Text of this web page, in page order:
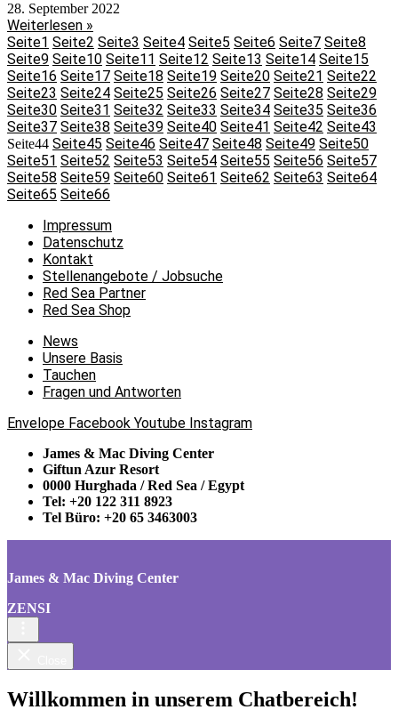
28. September 2022
Weiterlesen »
Seite1 Seite2 Seite3 Seite4 Seite5 Seite6 Seite7 Seite8
Seite9 Seite10 Seite11 Seite12 Seite13 Seite14 Seite15
Seite16 Seite17 Seite18 Seite19 Seite20 Seite21 Seite22
Seite23 Seite24 Seite25 Seite26 Seite27 Seite28 Seite29
Seite30 Seite31 Seite32 Seite33 Seite34 Seite35 Seite36
Seite37 Seite38 Seite39 Seite40 Seite41 Seite42 Seite43
Seite44 Seite45 Seite46 Seite47 Seite48 Seite49 Seite50
Seite51 Seite52 Seite53 Seite54 Seite55 Seite56 Seite57
Seite58 Seite59 Seite60 Seite61 Seite62 Seite63 Seite64
Seite65 Seite66
Impressum
Datenschutz
Kontakt
Stellenangebote / Jobsuche
Red Sea Partner
Red Sea Shop
News
Unsere Basis
Tauchen
Fragen und Antworten
Envelope Facebook Youtube Instagram
James & Mac Diving Center
Giftun Azur Resort
0000 Hurghada / Red Sea / Egypt
Tel: +20 122 311 8923
Tel Büro: +20 65 3463003
James & Mac Diving Center
ZENSI
Willkommen in unserem Chatbereich!